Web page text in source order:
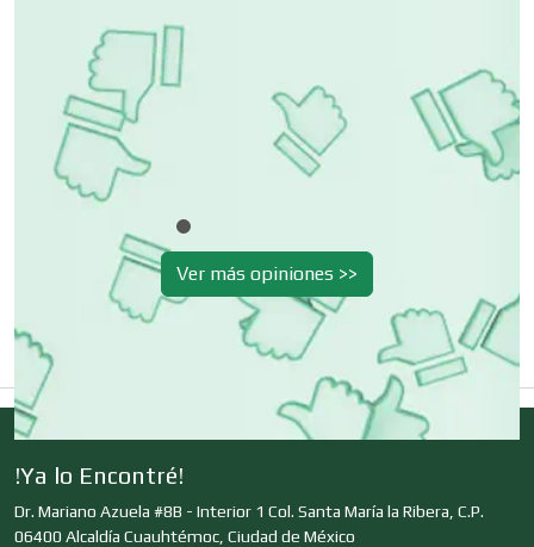
Cibercafés
Clínicas de Belleza
Clínicas de Rehabilitación
Clínicas y Hospitales
Clubes Deportivos
Cocinas Integrales
Ver más opiniones >>
!Ya lo Encontré!
Dr. Mariano Azuela #8B - Interior 1 Col. Santa María la Ribera, C.P.
06400 Alcaldía Cuauhtémoc, Ciudad de México